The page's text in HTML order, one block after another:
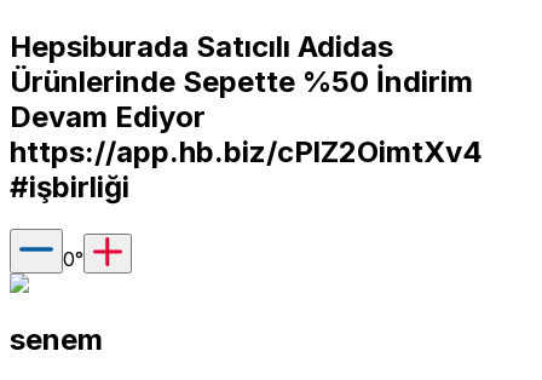
Hepsiburada Satıcılı Adidas
Ürünlerinde Sepette %50 İndirim
Devam Ediyor
https://app.hb.biz/cPlZ2OimtXv4
#işbirliği
0°
senem